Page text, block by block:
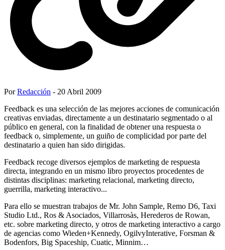
PorRedacción - 20 Abril 2009
Feedback es una selección de las mejores acciones de comunicación
creativas enviadas, directamente a un destinatario segmentado o al
público en general, con la finalidad de obtener una respuesta o
feedback o, simplemente, un guiño de complicidad por parte del
destinatario a quien han sido dirigidas.
Feedback recoge diversos ejemplos de marketing de respuesta
directa, integrando en un mismo libro proyectos procedentes de
distintas disciplinas: marketing relacional, marketing directo,
guerrilla, marketing interactivo...
Para ello se muestran trabajos de Mr. John Sample, Remo D6, Taxi
Studio Ltd., Ros & Asociados, Villarrosàs, Herederos de Rowan,
etc. sobre marketing directo, y otros de marketing interactivo a cargo
de agencias como Wieden+Kennedy, OgilvyInterative, Forsman &
Bodenfors, Big Spaceship, Cuatic, Minnim…